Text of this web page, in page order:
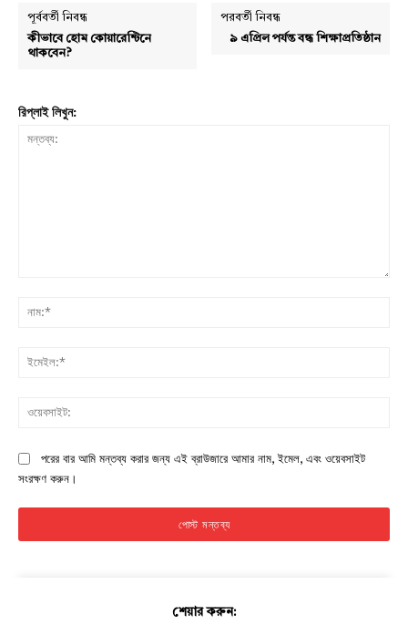
পূর্ববর্তী নিবন্ধ
কীভাবে হোম কোয়ারেন্টিনে
থাকবেন?
পরবর্তী নিবন্ধ
৯ এপ্রিল পর্যন্ত বন্ধ শিক্ষাপ্রতিষ্ঠান
রিপ্লাই লিখুন:
পরের বার আমি মন্তব্য করার জন্য এই ব্রাউজারে আমার নাম, ইমেল, এবং ওয়েবসাইট
সংরক্ষণ করুন।
শেয়ার করুন: